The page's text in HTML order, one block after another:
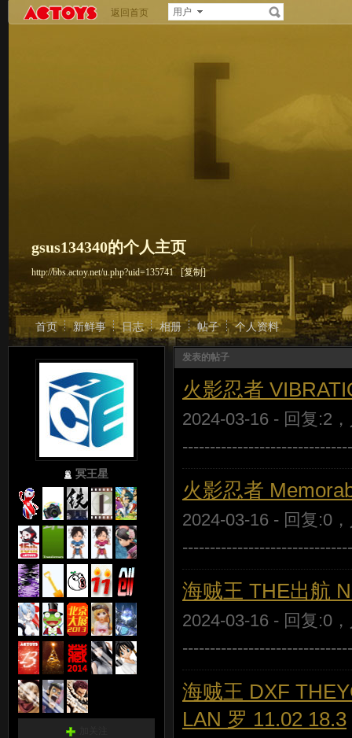
返回首页 用户
gsus134340的个人主页
http://bbs.actoy.net/u.php?uid=135741 [复制]
首页 新鲜事 日志 相册 帖子 个人资料
冥王星
发表的帖子
火影忍者
2024-03-16 - 回复:2
火影忍者
2024-03-16 - 回复:0
海贼王 THE出航
2024-03-16 - 回复:0
海贼王 DXF
LAN 罗 11.02 18.3